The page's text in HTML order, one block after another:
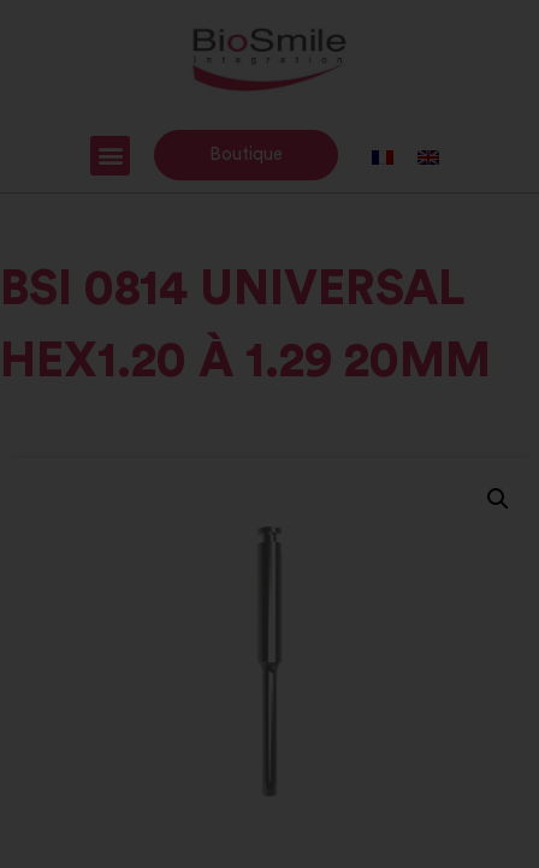
Boutique
BSI 0814 UNIVERSAL
HEX1.20 À 1.29 20MM